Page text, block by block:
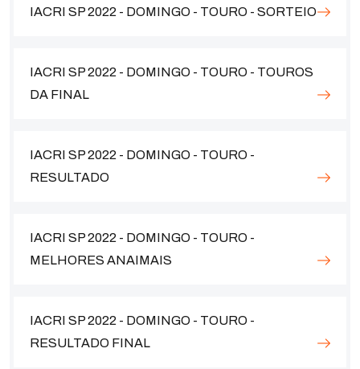
IACRI SP 2022 - DOMINGO - TOURO - SORTEIO
IACRI SP 2022 - DOMINGO - TOURO - TOUROS
DA FINAL
IACRI SP 2022 - DOMINGO - TOURO -
RESULTADO
IACRI SP 2022 - DOMINGO - TOURO -
MELHORES ANAIMAIS
IACRI SP 2022 - DOMINGO - TOURO -
RESULTADO FINAL